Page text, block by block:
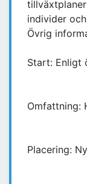
individer
Övrig
Start: Enligt
Omfattning:
Placering: